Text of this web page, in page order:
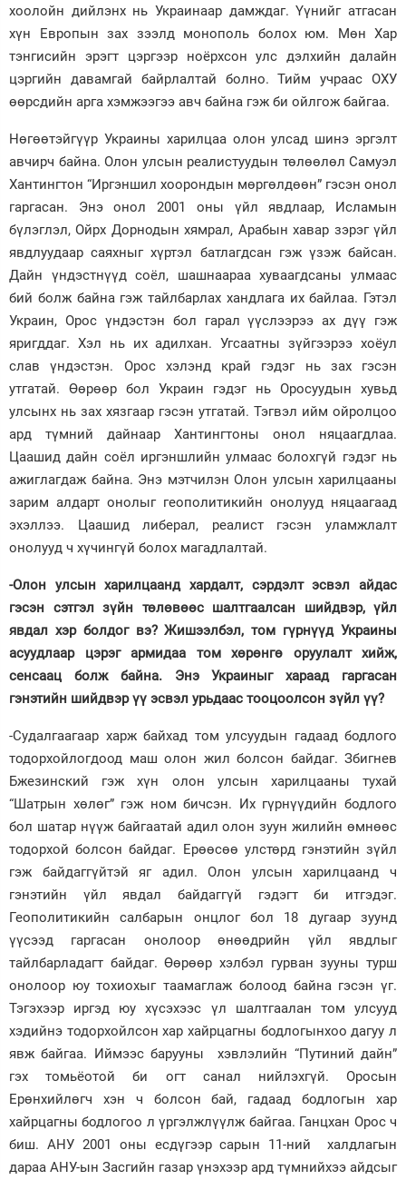
хоолойн дийлэнх нь Украинаар дамждаг. Үүнийг атгасан
хүн Европын зах зээлд монополь болох юм. Мөн Хар
тэнгисийн эрэгт цэргээр ноёрхсон улс дэлхийн далайн
цэргийн давамгай байрлалтай болно. Тийм учраас ОХУ
өөрсдийн арга хэмжээгээ авч байна гэж би ойлгож байгаа.
Нөгөөтэйгүүр Украины харилцаа олон улсад шинэ эргэлт
авчирч байна. Олон улсын реалистуудын төлөөлөл Самуэл
Хантингтон “Иргэншил хоорондын мөргөлдөөн” гэсэн онол
гаргасан. Энэ онол 2001 оны үйл явдлаар, Исламын
бүлэглэл, Ойрх Дорнодын хямрал, Арабын хавар зэрэг үйл
явдлуудаар саяхныг хүртэл батлагдсан гэж үзэж байсан.
Дайн үндэстнүүд соёл, шашнаараа хуваагдсаны улмаас
бий болж байна гэж тайлбарлах хандлага их байлаа. Гэтэл
Украин, Орос үндэстэн бол гарал үүслээрээ ах дүү гэж
яригддаг. Хэл нь их адилхан. Угсаатны зүйгээрээ хоёул
слав үндэстэн. Орос хэлэнд край гэдэг нь зах гэсэн
утгатай. Өөрөөр бол Украин гэдэг нь Оросуудын хувьд
улсынх нь зах хязгаар гэсэн утгатай. Тэгвэл ийм ойролцоо
ард түмний дайнаар Хантингтоны онол няцаагдлаа.
Цаашид дайн соёл иргэншлийн улмаас болохгүй гэдэг нь
ажиглагдаж байна. Энэ мэтчилэн Олон улсын харилцааны
зарим алдарт онолыг геополитикийн онолууд няцаагаад
эхэллээ. Цаашид либерал, реалист гэсэн уламжлалт
онолууд ч хүчингүй болох магадлалтай.
-Олон улсын харилцаанд хардалт, сэрдэлт эсвэл айдас
гэсэн сэтгэл зүйн төлөвөөс шалтгаалсан шийдвэр, үйл
явдал хэр болдог вэ? Жишээлбэл, том гүрнүүд Украины
асуудлаар цэрэг армидаа том хөрөнгө оруулалт хийж,
сенсаац болж байна. Энэ Украиныг хараад гаргасан
гэнэтийн шийдвэр үү эсвэл урьдаас тооцоолсон зүйл үү?
-Судалгаагаар харж байхад том улсуудын гадаад бодлого
тодорхойлогдоод маш олон жил болсон байдаг. Збигнев
Бжезинский гэж хүн олон улсын харилцааны тухай
“Шатрын хөлөг” гэж ном бичсэн. Их гүрнүүдийн бодлого
бол шатар нүүж байгаатай адил олон зуун жилийн өмнөөс
тодорхой болсон байдаг. Ерөөсөө улстөрд гэнэтийн зүйл
гэж байдаггүйтэй яг адил. Олон улсын харилцаанд ч
гэнэтийн үйл явдал байдаггүй гэдэгт би итгэдэг.
Геополитикийн салбарын онцлог бол 18 дугаар зуунд
үүсээд гаргасан онолоор өнөөдрийн үйл явдлыг
тайлбарладагт байдаг. Өөрөөр хэлбэл гурван зууны турш
онолоор юу тохиохыг таамаглаж болоод байна гэсэн үг.
Тэгэхээр иргэд юу хүсэхээс үл шалтгаалан том улсууд
хэдийнэ тодорхойлсон хар хайрцагны бодлогынхоо дагуу л
явж байгаа. Иймээс барууны хэвлэлийн “Путиний дайн”
гэх томьёотой би огт санал нийлэхгүй. Оросын
Ерөнхийлөгч хэн ч болсон бай, гадаад бодлогын хар
хайрцагны бодлогоо л үргэлжлүүлж байгаа. Ганцхан Орос ч
биш. АНУ 2001 оны есдүгээр сарын 11-ний халдлагын
дараа АНУ-ын Засгийн газар үнэхээр ард түмнийхээ айдсыг